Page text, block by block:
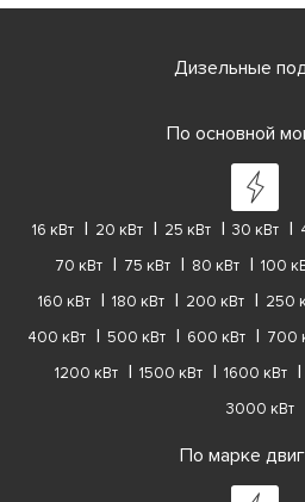
Дизельные
По основной
16 кВт 20 кВт 25 кВт 30 кВт
70 кВт
75 кВт 80 кВт 100
160 кВт
180 кВт 200 кВт 250
400 кВт
500 кВт 600 кВт 700
1200 кВт
1500 кВт 1600 кВт
3000 кВт
По марке